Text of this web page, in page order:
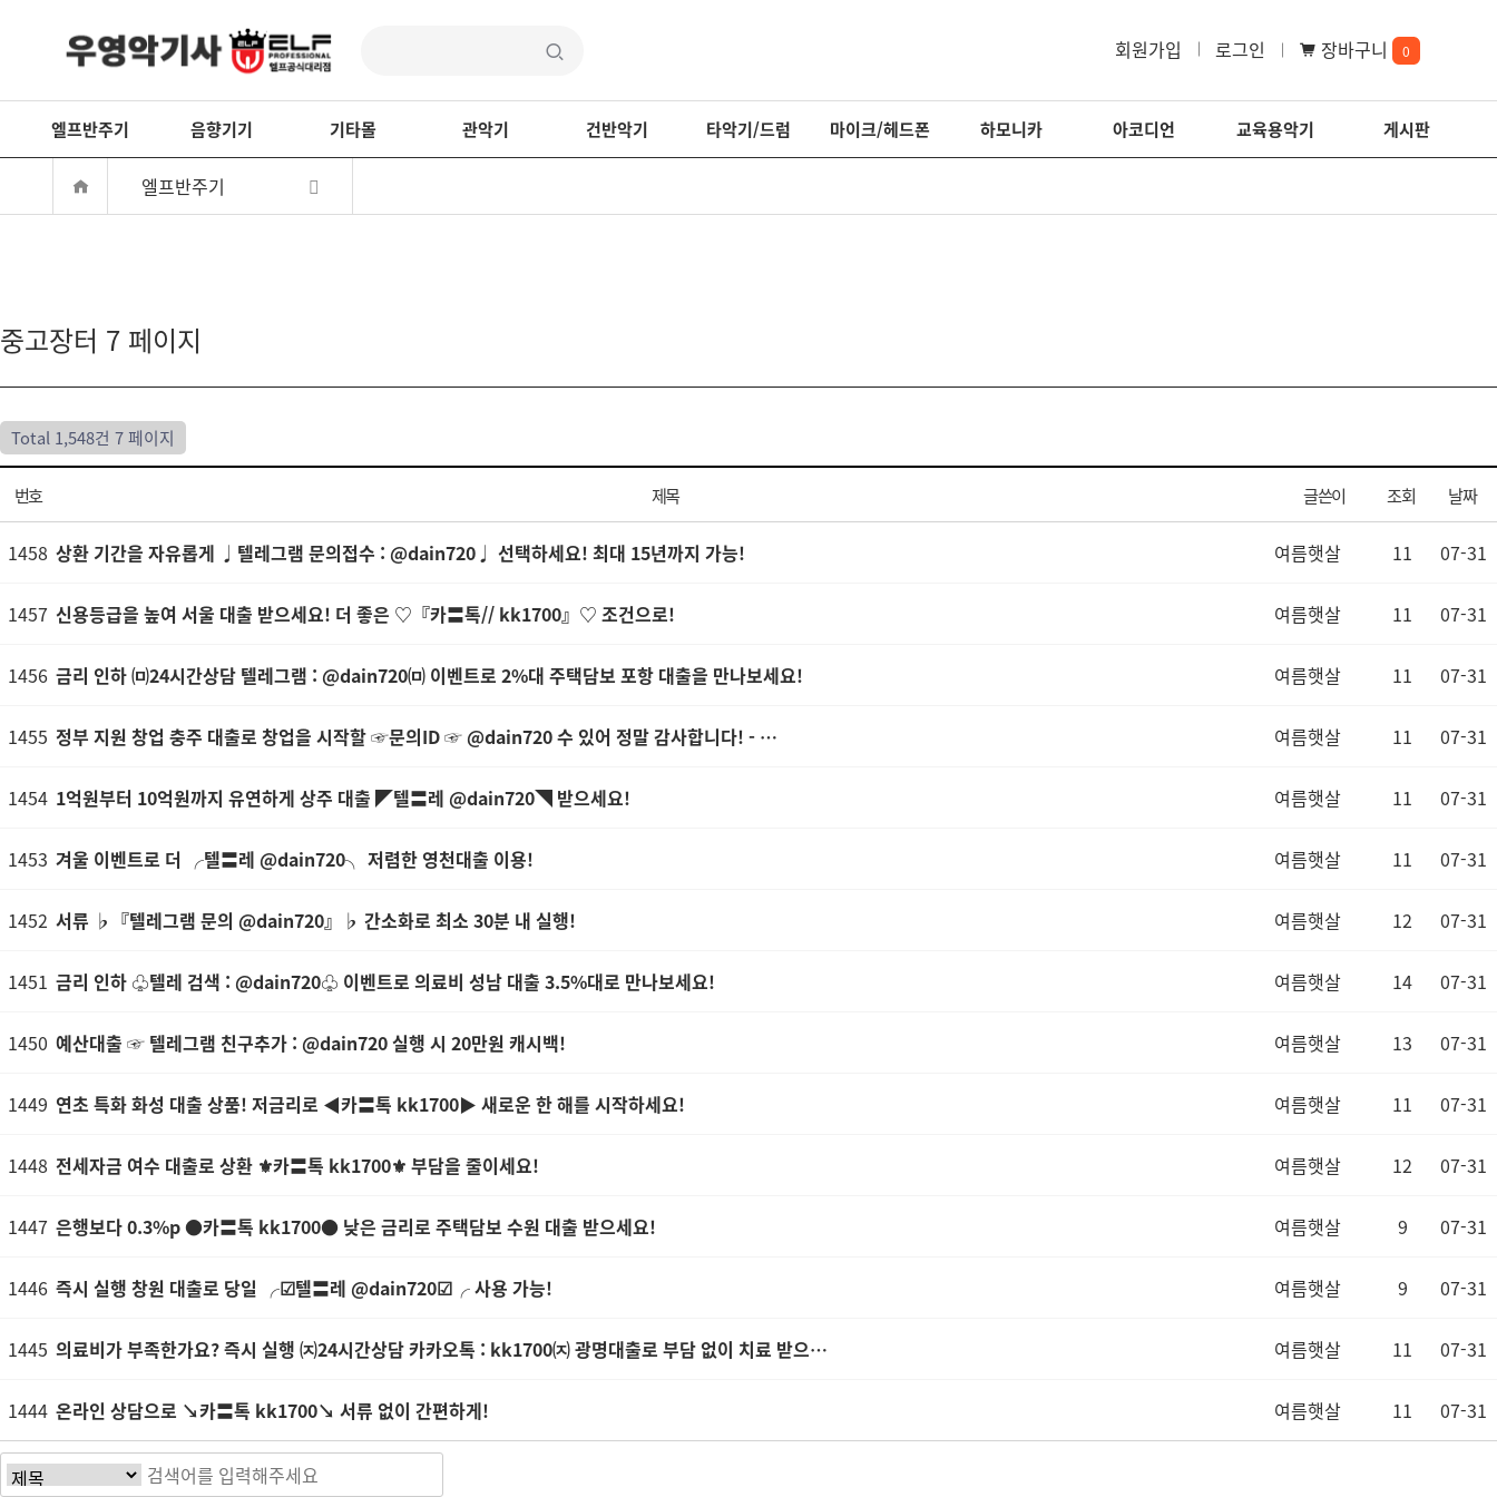
회원가입 로그인 장바구니 0
엘프반주기 음향기기 기타몰 관악기 건반악기 타악기/드럼 마이크/헤드폰 하모니카 아코디언 교육용악기 게시판
엘프반주기
중고장터 7 페이지
Total 1,548건 7 페이지
번호 제목 글쓴이 조회 날짜
1458 상환 기간을 자유롭게 ♩텔레그램 문의접수 : @dain720♩ 선택하세요! 최대 15년까지 가능! 여름햇살 11 07-31
1457 신용등급을 높여 서울 대출 받으세요! 더 좋은 ♡『카〓톡// kk1700』♡ 조건으로! 여름햇살 11 07-31
1456 금리 인하 ㈄24시간상담 텔레그램 : @dain720㈄ 이벤트로 2%대 주택담보 포항 대출을 만나보세요! 여름햇살 11 07-31
1455 정부 지원 창업 충주 대출로 창업을 시작할 ☞문의ID ☞ @dain720 수 있어 정말 감사합니다! - … 여름햇살 11 07-31
1454 1억원부터 10억원까지 유연하게 상주 대출 ◤텔〓레 @dain720◥ 받으세요! 여름햇살 11 07-31
1453 겨울 이벤트로 더 ╭텔〓레 @dain720╮ 저렴한 영천대출 이용! 여름햇살 11 07-31
1452 서류 ♭『텔레그램 문의 @dain720』♭ 간소화로 최소 30분 내 실행! 여름햇살 12 07-31
1451 금리 인하 ♧텔레 검색 : @dain720♧ 이벤트로 의료비 성남 대출 3.5%대로 만나보세요! 여름햇살 14 07-31
1450 예산대출 ☞ 텔레그램 친구추가 : @dain720 실행 시 20만원 캐시백! 여름햇살 13 07-31
1449 연초 특화 화성 대출 상품! 저금리로 ◀카〓톡 kk1700▶ 새로운 한 해를 시작하세요! 여름햇살 11 07-31
1448 전세자금 여수 대출로 상환 ⚜카〓톡 kk1700⚜ 부담을 줄이세요! 여름햇살 12 07-31
1447 은행보다 0.3%p ●카〓톡 kk1700● 낮은 금리로 주택담보 수원 대출 받으세요! 여름햇살 9 07-31
1446 즉시 실행 창원 대출로 당일 ╭☑텔〓레 @dain720☑╭ 사용 가능! 여름햇살 9 07-31
1445 의료비가 부족한가요? 즉시 실행 ㈈24시간상담 카카오톡 : kk1700㈈ 광명대출로 부담 없이 치료 받으… 여름햇살 11 07-31
1444 온라인 상담으로 ↘카〓톡 kk1700↘ 서류 없이 간편하게! 여름햇살 11 07-31